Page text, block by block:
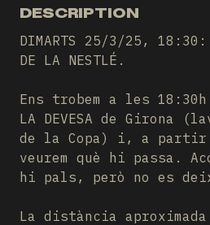
DESCRIPTION
DIMARTS 25/3/25, 18:30:
DE LA NESTLÉ.
Ens trobem a les 18:30h
LA DEVESA de Girona
de la Copa) i, a
veurem què hi passa.
hi pals, però no es
La distància